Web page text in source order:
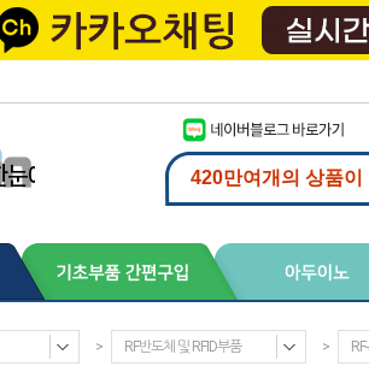
> RF반도체 및 RFID부품 >